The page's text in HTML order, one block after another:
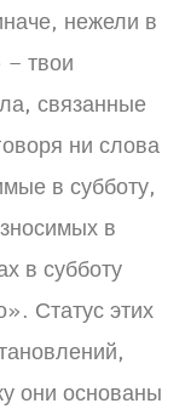
нежели в
твои
связанные
ни слова
в субботу,
в
в субботу
Статус этих
они основаны